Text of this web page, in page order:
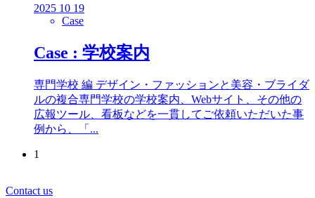
2025 10 19
Case
Case : 学校案内
専門学校 編 デザイン・ファッションと美容・ブライダ
ルの複合専門学校の学校案内、Webサイト、その他の
広報ツール、看板などを一貫してご依頼いただいた事
例から、「...
1
Contact us